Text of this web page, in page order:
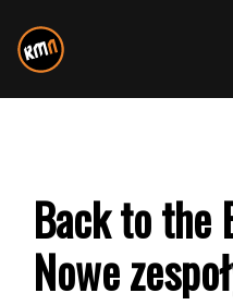
do
treści
Back to the
Nowe